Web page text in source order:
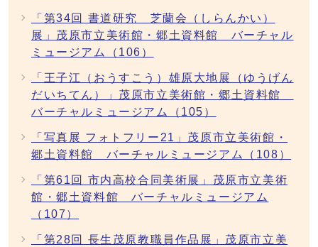
「第34回 書道研究 芝蘭会（しらんかい）
展」茂原市立美術館・郷土資料館 バーチャル
ミュージアム（106）
「王子江（おうすこう）雄原大地展（ゆうげん
だいちてん）」茂原市立美術館・郷土資料館
バーチャルミュージアム（105）
「写真展 フォトフリー21」茂原市立美術館・
郷土資料館 バーチャルミュージアム（108）
「第61回 市内高校合同美術展」茂原市立美術
館・郷土資料館 バーチャルミュージアム
（107）
「第28回 長生茂原教職員作品展」茂原市立美